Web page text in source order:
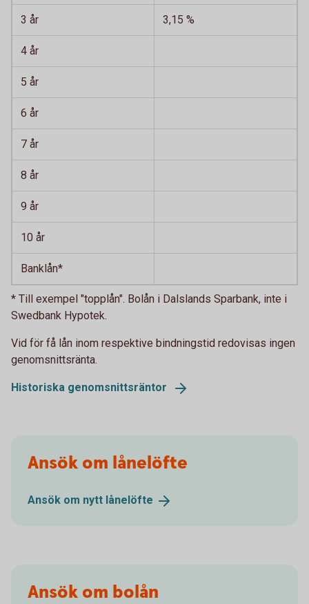
3 år 3,15 %
4 år
5 år
6 år
7 år
8 år
9 år
10 år
Banklån*
* Till exempel "topplån". Bolån i Dalslands Sparbank, inte i
Swedbank Hypotek.
Vid för få lån inom respektive bindningstid redovisas ingen
genomsnittsränta.
Historiska genomsnittsräntor
Ansök om lånelöfte
Ansök om nytt lånelöfte
Ansök om bolån